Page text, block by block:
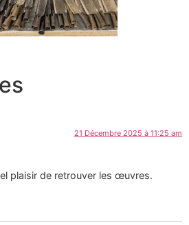
21 Décembre 2025 à 11:25 am
plaisir de retrouver les œuvres.